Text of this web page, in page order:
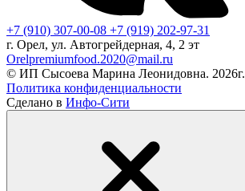
+7 (910) 307-00-08 +7 (919) 202-97-31
г. Орел, ул. Автогрейдерная, 4, 2 эт
Orelpremiumfood.2020@mail.ru
© ИП Сысоева Марина Леонидовна. 2026г.
Политика конфиденциальности
Сделано в Инфо-Сити